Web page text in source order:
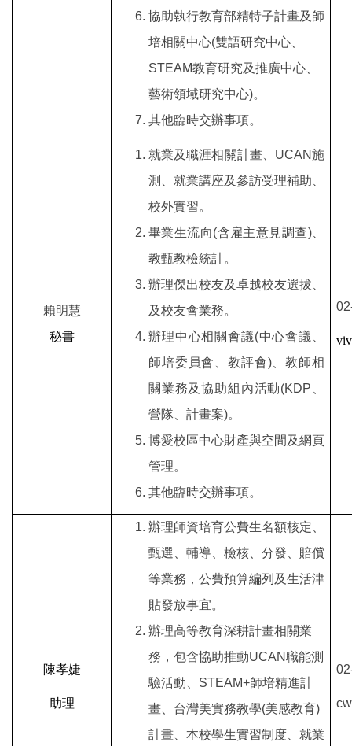
協助執行教育部精特子計畫及師
培相關中心(雙語研究中心、
STEAM教育研究及推廣中心、
藝術領域研究中心)。
其他臨時交辦事項。
賴明慧
秘書
就業及職涯相關計畫、UCAN施
測、就業講座及參訪受理補助、
校外實習。
畢業生流向(含雇主意見調查)、
教甄教檢統計。
辦理傑出校友及卓越校友選拔、
及校友會業務。
辦理中心相關會議(中心會議、
師培委員會、教評會)、教師相
關業務及協助組內活動(KDP、
營隊、計畫案)。
博愛校區中心財產與空間及網頁
管理。
其他臨時交辦事項。
陳孝婕
助理
辦理師資培育公費生名額核定、
甄選、輔導、檢核、分發、賠償
等業務，公費預算編列及生活津
貼發放事宜。
辦理高等教育深耕計畫相關業
務，包含協助推動UCAN職能測
驗活動、STEAM+師培精進計
畫、台灣美實務教學(美感教育)
計畫、本校學生實習制度、就業